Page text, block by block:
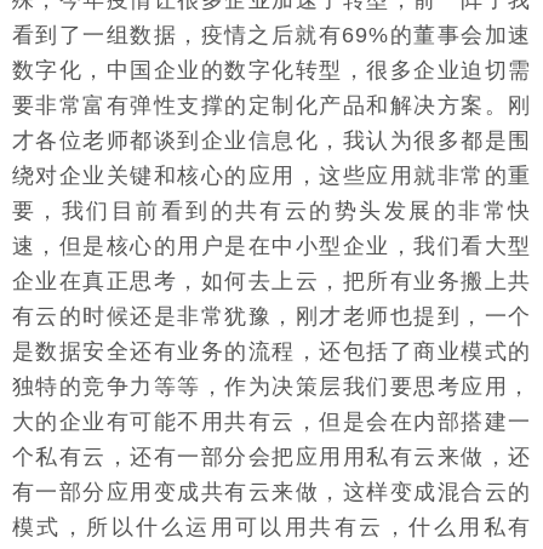
看到了一组数据，疫情之后就有69%的董事会加速
数字化，中国企业的数字化转型，很多企业迫切需
要非常富有弹性支撑的定制化产品和解决方案。刚
才各位老师都谈到企业信息化，我认为很多都是围
绕对企业关键和核心的应用，这些应用就非常的重
要，我们目前看到的共有云的势头发展的非常快
速，但是核心的用户是在中小型企业，我们看大型
企业在真正思考，如何去上云，把所有业务搬上共
有云的时候还是非常犹豫，刚才老师也提到，一个
是数据安全还有业务的流程，还包括了商业模式的
独特的竞争力等等，作为决策层我们要思考应用，
大的企业有可能不用共有云，但是会在内部搭建一
个私有云，还有一部分会把应用用私有云来做，还
有一部分应用变成共有云来做，这样变成混合云的
模式，所以什么运用可以用共有云，什么用私有